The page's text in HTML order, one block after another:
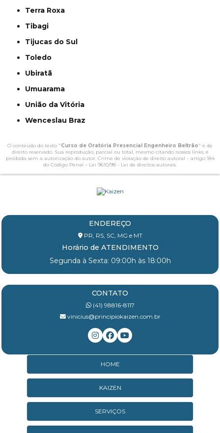
Terra Roxa
Tibagi
Tijucas do Sul
Toledo
Ubiratã
Umuarama
União da Vitória
Wenceslau Braz
O conteúdo do texto "Curso de Oratória Presencial Engenheiro Beltrão" é de
direito reservado. Sua reprodução, parcial ou total, mesmo citando nossos links, é
proibida sem a autorização do autor. Crime de violação de direito autoral – artigo 184
do Código Penal – Lei 9610/98 - Lei de direitos autorais.
ENDEREÇO
PR, RS, SC, MG e MT
Horário de ATENDIMENTO
Segunda à Sexta: 09:00h às 18:00h
CONTATO
(41) 98816-8117
vinicius@principiokaizen.com.br
HOME
KAIZEN
SERVIÇOS